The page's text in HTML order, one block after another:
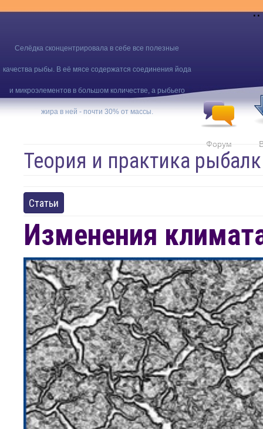
..
Селёдка сконцентрировала в себе все полезные
качества рыбы. В её мясе содержатся соединения йода
и микроэлементов в большом количестве, а рыбьего
жира в ней - почти 30% от массы.
Форум
Теория и практика
Статьи
Изменения